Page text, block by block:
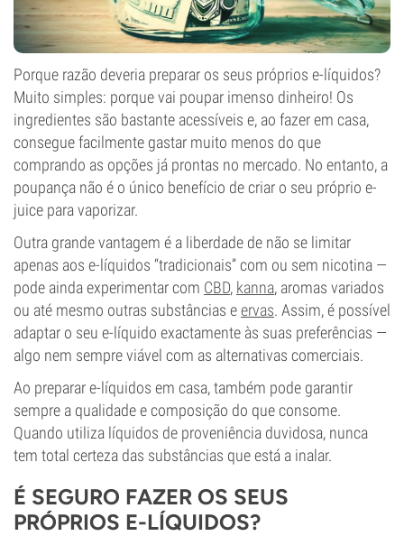
Porque razão deveria preparar os seus próprios e-líquidos?
Muito simples: porque vai poupar imenso dinheiro! Os
ingredientes são bastante acessíveis e, ao fazer em casa,
consegue facilmente gastar muito menos do que
comprando as opções já prontas no mercado. No entanto, a
poupança não é o único benefício de criar o seu próprio e-
juice para vaporizar.
Outra grande vantagem é a liberdade de não se limitar
apenas aos e-líquidos “tradicionais” com ou sem nicotina —
pode ainda experimentar com CBD, kanna, aromas variados
ou até mesmo outras substâncias eervas. Assim, é possível
adaptar o seu e-líquido exactamente às suas preferências —
algo nem sempre viável com as alternativas comerciais.
Ao preparar e-líquidos em casa, também pode garantir
sempre a qualidade e composição do que consome.
Quando utiliza líquidos de proveniência duvidosa, nunca
tem total certeza das substâncias que está a inalar.
É SEGURO FAZER OS SEUS
PRÓPRIOS E-LÍQUIDOS?